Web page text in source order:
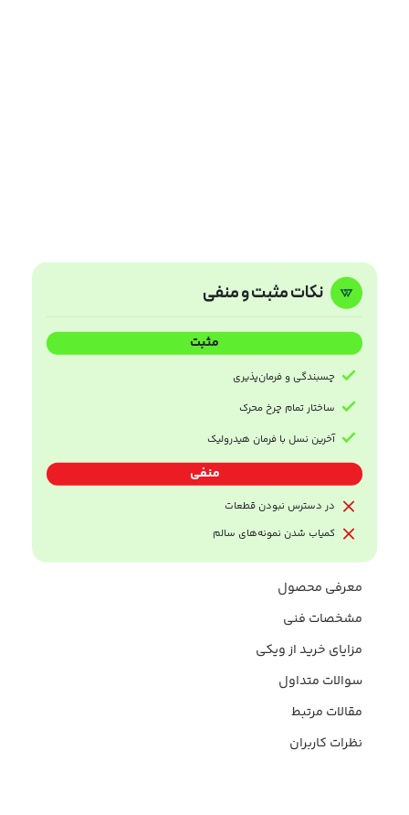
نکات مثبت و منفی
مثبت
چسبندگی و فرمان‌پذیری
ساختار تمام چرخ محرک
آخرین نسل با فرمان هیدرولیک
منفی
در دسترس نبودن قطعات
کمیاب شدن نمونه‌های سالم
معرفی محصول
مشخصات فنی
مزایای خرید از ویکی
سوالات متداول
مقالات مرتبط
نظرات کاربران